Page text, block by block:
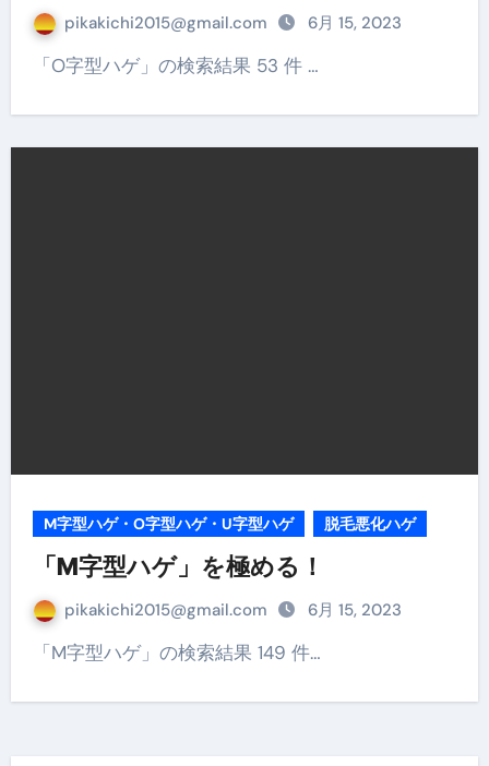
pikakichi2015@gmail.com 6月 15, 2023
「O字型ハゲ」の検索結果 53 件 …
M字型ハゲ・O字型ハゲ・U字型ハゲ 脱毛悪化ハゲ
「M字型ハゲ」を極める！
pikakichi2015@gmail.com 6月 15, 2023
「M字型ハゲ」の検索結果 149 件…